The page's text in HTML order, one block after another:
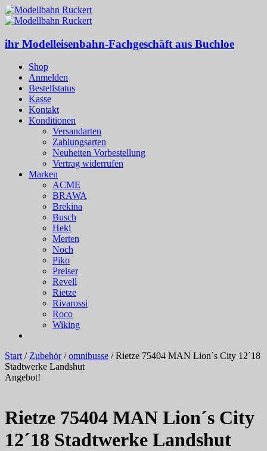
ihr Modelleisenbahn-Fachgeschäft aus Buchloe
Shop
Anmelden
Bestellstatus
Kasse
Kontakt
Konditionen
Versandarten
Zahlungsarten
Neuheiten Vorbestellung
Vertrag widerrufen
Marken
ACME
BRAWA
Brekina
Busch
Heki
Merten
Noch
Piko
Preiser
Revell
Rietze
Rivarossi
Roco
Wiking
Start/Zubehör/omnibusse / Rietze 75404 MAN Lion´s City 12´18
Stadtwerke Landshut
Angebot!
Rietze 75404 MAN Lion´s City
12´18 Stadtwerke Landshut